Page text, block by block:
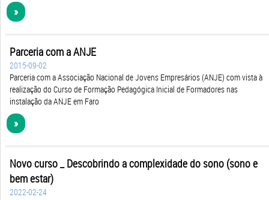
»
Parceria com a ANJE
2015-09-02
Parceria com a Associação Nacional de Jovens Empresários (ANJE) com vista à
realização do Curso de Formação Pedagógica Inicial de Formadores nas
instalação da ANJE em Faro
»
Novo curso _ Descobrindo a complexidade do sono (sono e
bem estar)
2022-02-24